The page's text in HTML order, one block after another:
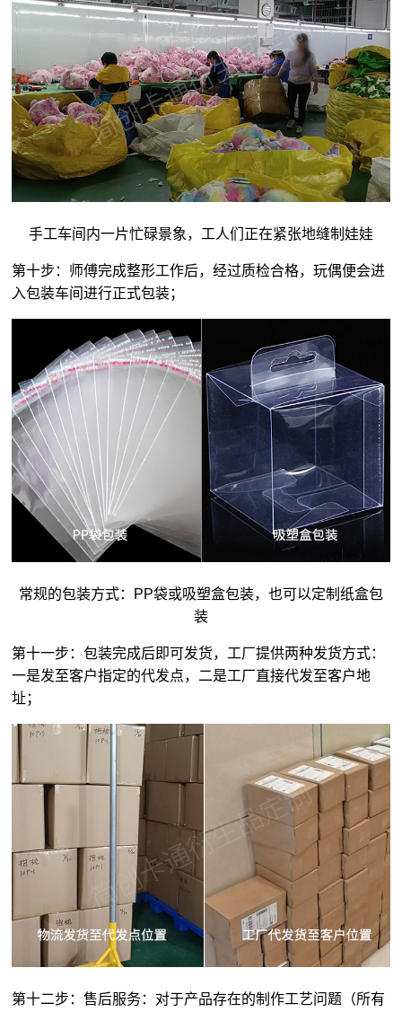
手工车间内一片忙碌景象，工人们正在紧张地缝制娃娃
第十步：师傅完成整形工作后，经过质检合格，玩偶便会进
入包装车间进行正式包装；
常规的包装方式：PP袋或吸塑盒包装，也可以定制纸盒包
装
第十一步：包装完成后即可发货，工厂提供两种发货方式：
一是发至客户指定的代发点，二是工厂直接代发至客户地
址；
第十二步：售后服务：对于产品存在的制作工艺问题（所有